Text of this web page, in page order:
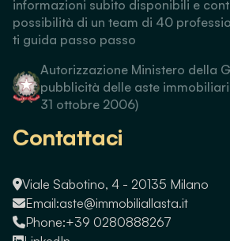
informazioni subito disponibili e
possibilità di un team di 40
ti guida passo passo
Autorizzazione Ministero della
pubblicità delle aste
31 ottobre 2006)
Contattaci
Viale Sabotino, 4 - 20135 Milano
Email:aste@immobiliallasta.it
Phone:+39 0280888267